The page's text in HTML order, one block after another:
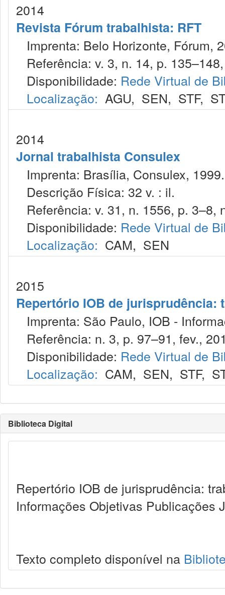
2014
Revista Fórum trabalhista: RFT
Imprenta: Belo Horizonte, Fórum,
Referência: v. 3, n. 14, p.
Disponibilidade: Rede Virtual de
Localização: AGU, SEN, STF,
2014
Jornal trabalhista Consulex
Imprenta: Brasília, Consulex, 1999.
Descrição Física: 32 v. : il.
Referência: v. 31, n. 1556, p. 3–8,
Disponibilidade: Rede Virtual de
Localização: CAM, SEN
2015
Repertório IOB de
Imprenta: São Paulo, IOB -
Referência: n. 3, p. 97–91, fev.,
Disponibilidade: Rede Virtual de
Localização: CAM, SEN, STF,
Biblioteca Digital
Repertório IOB de jurisprudência:
Informações Objetivas Publicações
Texto completo disponível na